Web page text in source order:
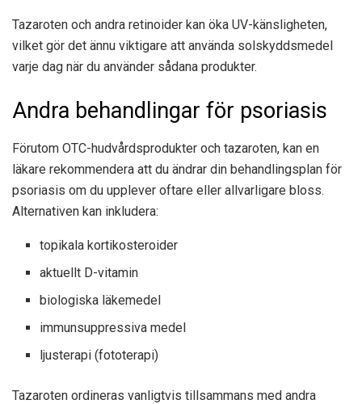
Tazaroten och andra retinoider kan öka UV-känsligheten,
vilket gör det ännu viktigare att använda solskyddsmedel
varje dag när du använder sådana produkter.
Andra behandlingar för psoriasis
Förutom OTC-hudvårdsprodukter och tazaroten, kan en
läkare rekommendera att du ändrar din behandlingsplan för
psoriasis om du upplever oftare eller allvarligare bloss.
Alternativen kan inkludera:
topikala kortikosteroider
aktuellt D-vitamin
biologiska läkemedel
immunsuppressiva medel
ljusterapi (fototerapi)
Tazaroten ordineras vanligtvis tillsammans med andra